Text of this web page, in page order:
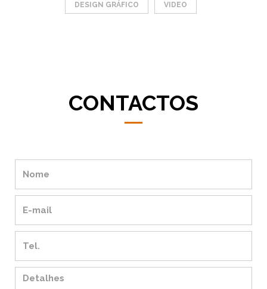
DESIGN GRÁFICO VIDEO
CONTACTOS